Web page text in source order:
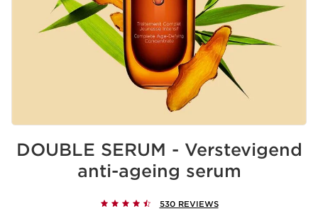
DOUBLE SERUM - Verstevigend
anti-ageing serum
530 REVIEWS